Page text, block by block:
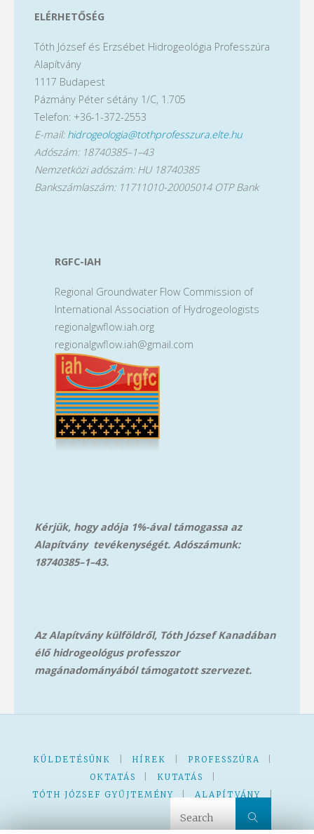
ELÉRHETŐSÉG
Tóth József és Erzsébet Hidrogeológia Professzúra
Alapítvány
1117 Budapest
Pázmány Péter sétány 1/C, 1.705
Telefon: +36-1-372-2553
E-mail: hidrogeologia@tothprofesszura.elte.hu
Adószám: 18740385–1–43
Nemzetközi adószám: HU 18740385
Bankszámlaszám: 11711010-20005014 OTP Bank
RGFC-IAH
Regional Groundwater Flow Commission of
International Association of Hydrogeologists
regionalgwflow.iah.org
regionalgwflow.iah@gmail.com
Kérjük, hogy adója 1%-ával támogassa az
Alapítvány tevékenységét. Adószámunk:
18740385–1–43.
Az Alapítvány külföldről, Tóth József Kanadában
élő hidrogeológus professzor
magánadományából támogatott szervezet.
KÜLDETÉSÜNK HÍREK PROFESSZÚRA
OKTATÁS
KUTATÁS
TÓTH JÓZSEF GYŰJTEMÉNY
ALAPÍTVÁNY
Search